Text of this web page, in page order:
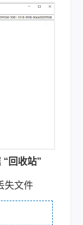
“回收站”
失文件